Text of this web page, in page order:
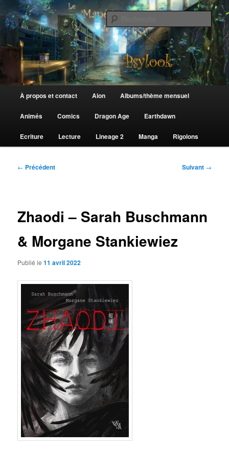
au
contenu
principalLe Manège de Psylook
principal
À propos et contact Aion Albums/thème mensuel
Animés Comics Dragon Age Earthdawn
Ecriture Lecture Lineage 2 Manga Rigolons
Navigation
← Précédent Suivant →
Zhaodi – Sarah Buschmann
& Morgane Stankiewiez
Publié le11 avril 2022